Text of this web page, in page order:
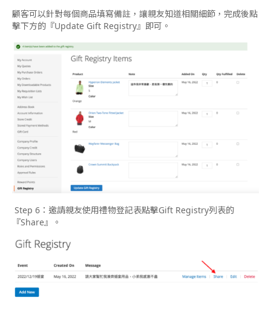
顧客可以針對每個商品填寫備註，讓親友知道相關細節，完成後點
擊下方的『Update Gift Registry』即可。
Step 6：邀請親友使用禮物登記表點擊Gift Registry列表的
『Share』。